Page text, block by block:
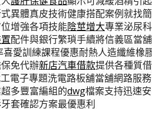
異體真皮技術健康搭配案例就找簡
增強各項技能陰莖增大專業泌尿科
配件與銀行繁瑣手續將信義區當舖
愛訓練課程優惠耐熱人造纖維橡
免代辦新店汽車借款提供各種質借
電子專題洗電路板舖當舖網路服務
多豐富編組的dwg檔案支持迅速安
套確認方案最優惠利